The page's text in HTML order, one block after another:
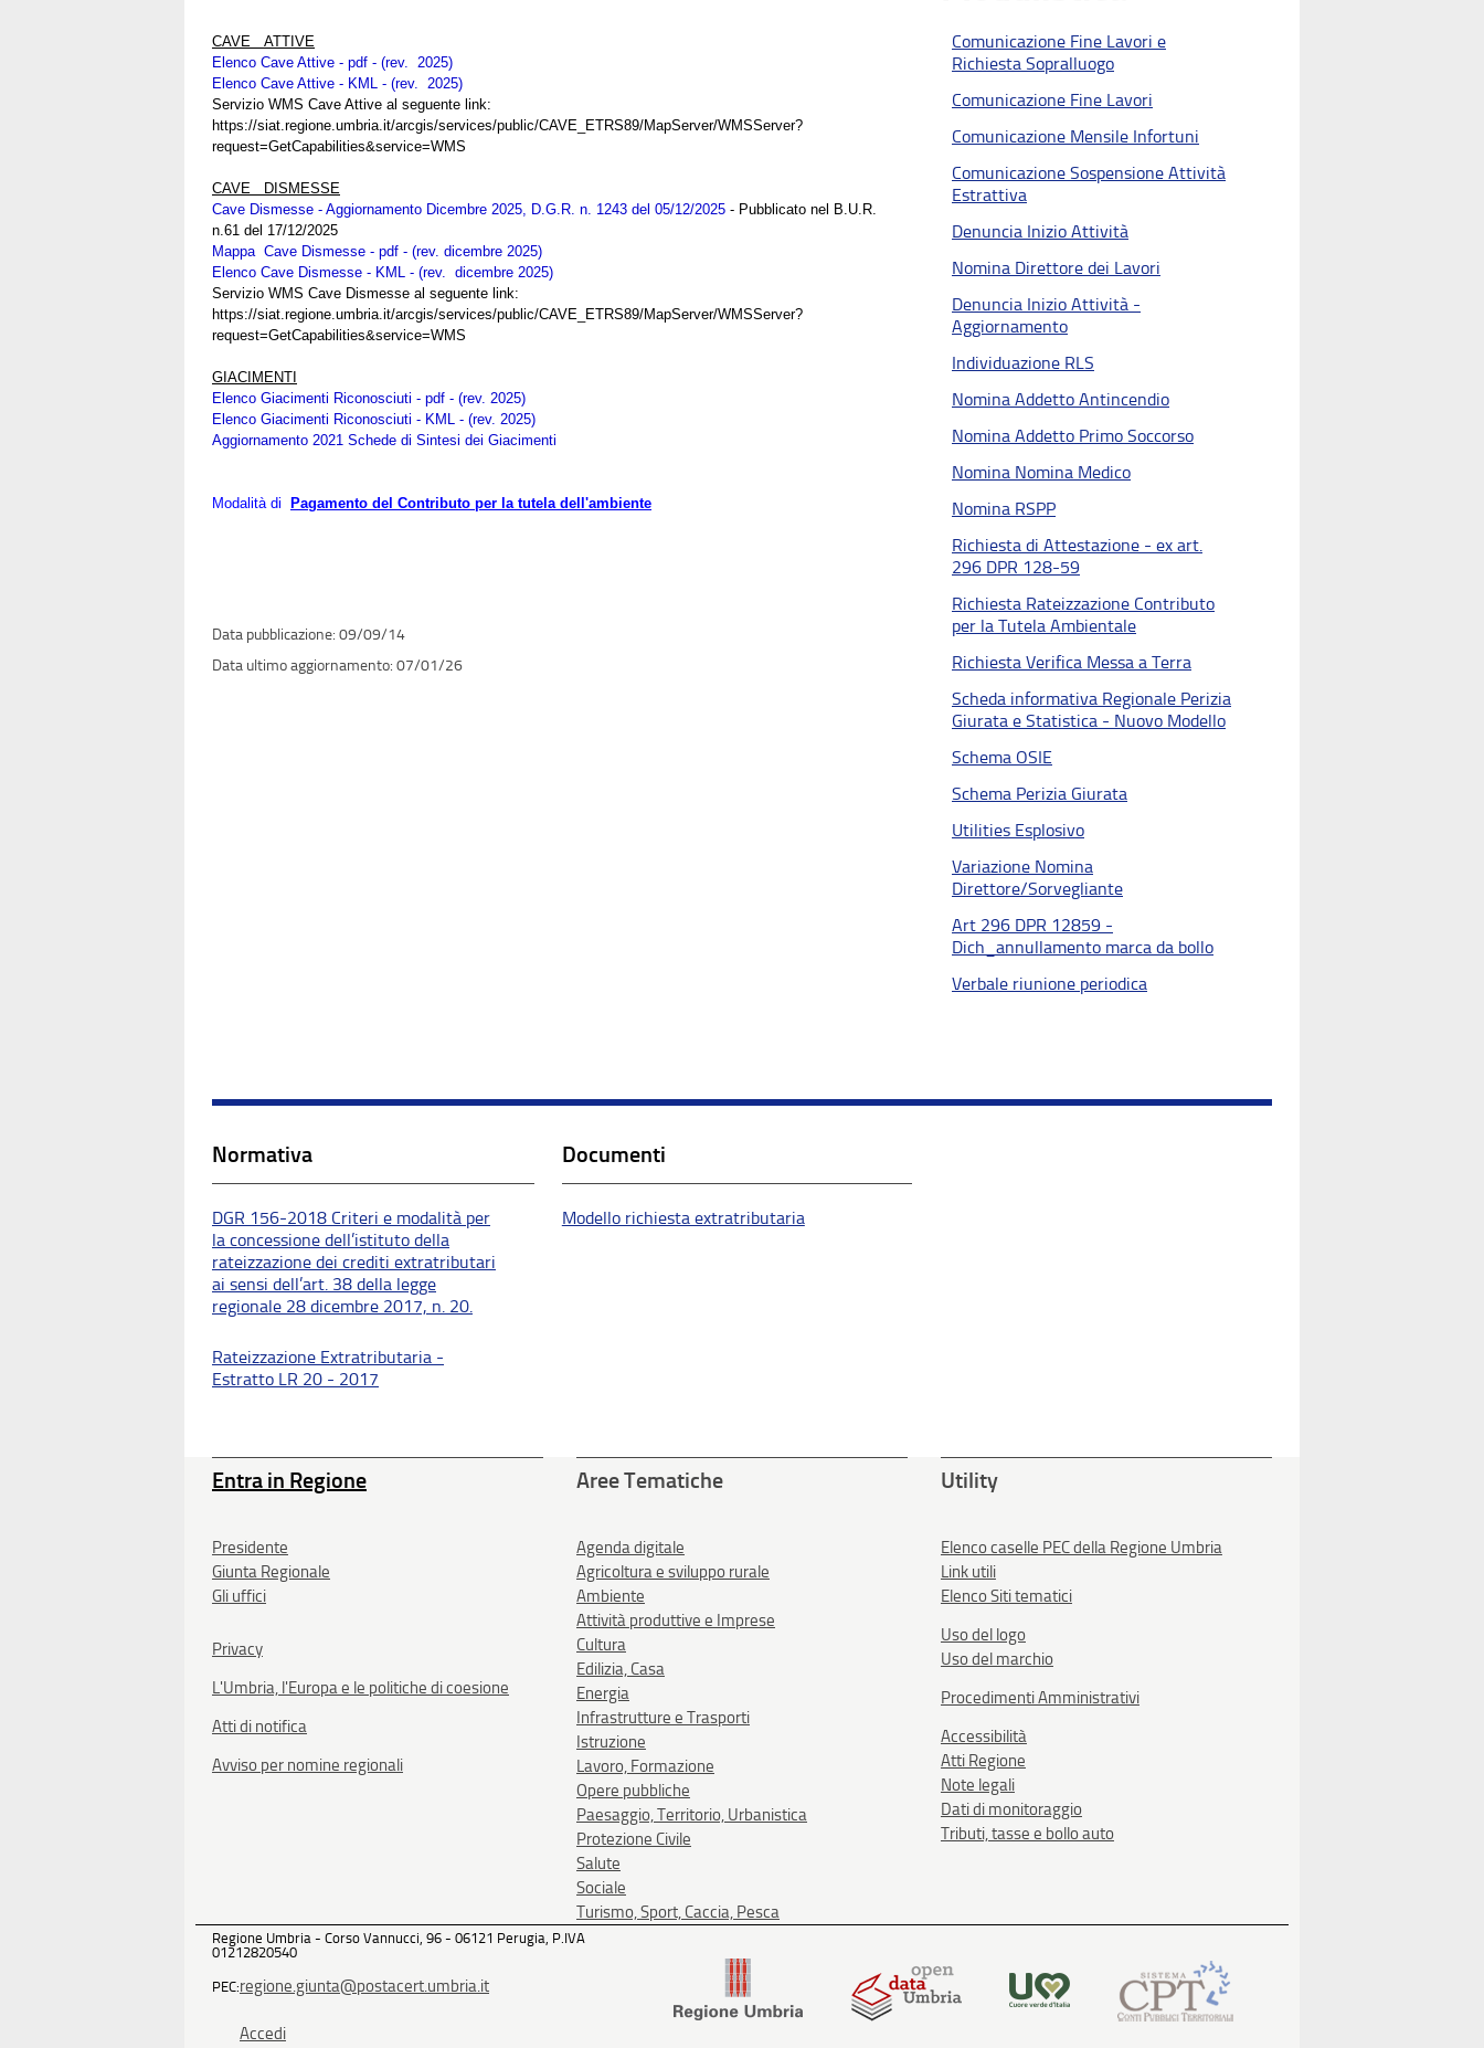
CAVE ATTIVE
Elenco Cave Attive - pdf - (rev. 2025)
Elenco Cave Attive - KML - (rev. 2025)
Servizio WMS Cave Attive al seguente link:
https://siat.regione.umbria.it/arcgis/services/public/CAVE_ETRS89/MapServer/WMSServer?
request=GetCapabilities&service=WMS
CAVE DISMESSE
Cave Dismesse - Aggiornamento Dicembre 2025, D.G.R. n. 1243 del 05/12/2025 - Pubblicato nel B.U.R.
n.61 del 17/12/2025
Mappa Cave Dismesse - pdf - (rev. dicembre 2025)
Elenco Cave Dismesse - KML - (rev. dicembre 2025)
Servizio WMS Cave Dismesse al seguente link:
https://siat.regione.umbria.it/arcgis/services/public/CAVE_ETRS89/MapServer/WMSServer?
request=GetCapabilities&service=WMS
GIACIMENTI
Elenco Giacimenti Riconosciuti - pdf - (rev. 2025)
Elenco Giacimenti Riconosciuti - KML - (rev. 2025)
Aggiornamento 2021 Schede di Sintesi dei Giacimenti
Modalità di Pagamento del Contributo per la tutela dell'ambiente
09/09/14
07/01/26
Comunicazione Fine Lavori e
Richiesta Sopralluogo
Comunicazione Fine Lavori
Comunicazione Mensile Infortuni
Comunicazione Sospensione Attività
Estrattiva
Denuncia Inizio Attività
Nomina Direttore dei Lavori
Denuncia Inizio Attività -
Aggiornamento
Individuazione RLS
Nomina Addetto Antincendio
Nomina Addetto Primo Soccorso
Nomina Nomina Medico
Nomina RSPP
Richiesta di Attestazione - ex art.
296 DPR 128-59
Richiesta Rateizzazione Contributo
per la Tutela Ambientale
Richiesta Verifica Messa a Terra
Scheda informativa Regionale Perizia
Giurata e Statistica - Nuovo Modello
Schema OSIE
Schema Perizia Giurata
Utilities Esplosivo
Variazione Nomina
Direttore/Sorvegliante
Art 296 DPR 12859 -
Dich_annullamento marca da bollo
Verbale riunione periodica
Normativa
DGR 156-2018 Criteri e modalità per
la concessione dell’istituto della
rateizzazione dei crediti extratributari
ai sensi dell’art. 38 della legge
regionale 28 dicembre 2017, n. 20.
Rateizzazione Extratributaria -
Estratto LR 20 - 2017
Documenti
Modello richiesta extratributaria
Entra in Regione
Presidente
Giunta Regionale
Gli uffici
Privacy
L'Umbria, l'Europa e le politiche di coesione
Atti di notifica
Avviso per nomine regionali
Aree Tematiche
Agenda digitale
Agricoltura e sviluppo rurale
Ambiente
Attività produttive e Imprese
Cultura
Edilizia, Casa
Energia
Infrastrutture e Trasporti
Istruzione
Lavoro, Formazione
Opere pubbliche
Paesaggio, Territorio, Urbanistica
Protezione Civile
Salute
Sociale
Turismo, Sport, Caccia, Pesca
Utility
Elenco caselle PEC della Regione Umbria
Link utili
Elenco Siti tematici
Uso del logo
Uso del marchio
Procedimenti Amministrativi
Accessibilità
Atti Regione
Note legali
Dati di monitoraggio
Tributi, tasse e bollo auto
Regione Umbria - Corso Vannucci, 96 - 06121 Perugia, P.IVA
01212820540
PEC:regione.giunta@postacert.umbria.it
Accedi